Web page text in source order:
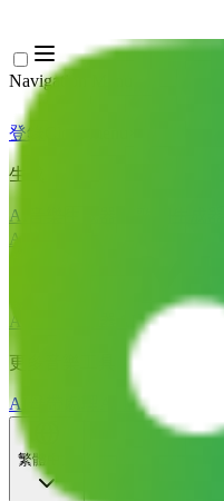
Navigation Menu
登錄
生成
AI音樂生成器
AI音樂影片
AI人聲去除器 AI音軌分離
更多音樂工具
AI母帶處理 AI MIDI編輯器
繁體中文